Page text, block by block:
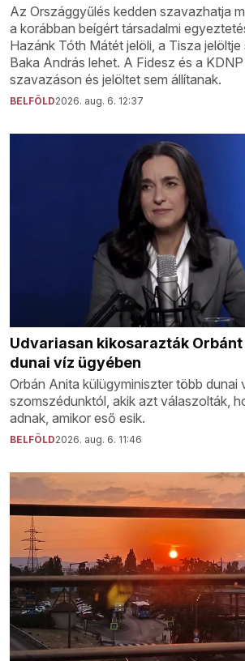
Az Országgyűlés kedden szavazhatja
a korábban beígért társadalmi
Hazánk Tóth Mátét jelöli, a Tisza
Baka András lehet. A Fidesz és a
szavazáson és jelöltet sem állítanak.
BELFÖLD2026. aug. 6. 12:37
Udvariasan kikosarazták Orbánt
dunai víz ügyében
Orbán Anita külügyminiszter több dunai
szomszédunktól, akik azt válaszolták,
adnak, amikor eső esik.
BELFÖLD2026. aug. 6. 11:46